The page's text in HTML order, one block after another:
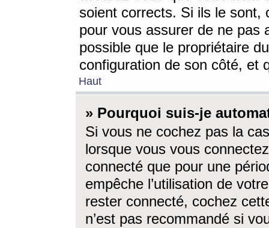
soient corrects. Si ils le sont,
pour vous assurer de ne pas
possible que le propriétaire
configuration de son côté, et
Haut
» Pourquoi suis-je
Si vous ne cochez pas la
lorsque vous vous
connecté que pour une
empêche l’utilisation de
rester connecté, cochez
n’est pas recommandé si